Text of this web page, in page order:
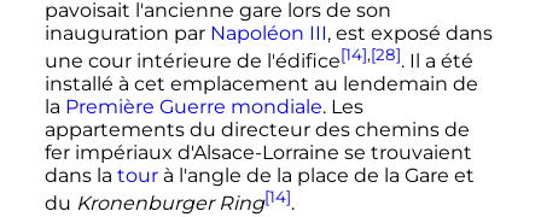
pavoisait l'ancienne gare lors de son
inauguration par Napoléon III, est exposé dans
une cour intérieure de l'édifice[14],[28]. Il a été
installé à cet emplacement au lendemain de
la Première Guerre mondiale. Les
appartements du directeur des chemins de
fer impériaux d'Alsace-Lorraine se trouvaient
dans la tourà l'angle de la place de la Gare et
du Kronenburger Ring[14].